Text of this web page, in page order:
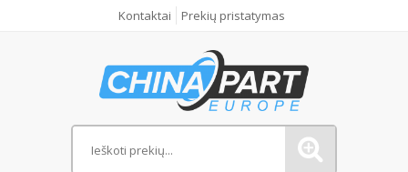
Kontaktai Prekių pristatymas